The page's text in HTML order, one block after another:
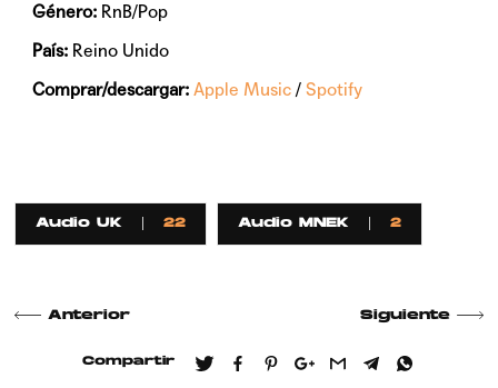
Género: RnB/Pop
País: Reino Unido
Comprar/descargar: Apple Music /Spotify
Audio UK 22 Audio MNEK 2
Anterior Siguiente
Compartir